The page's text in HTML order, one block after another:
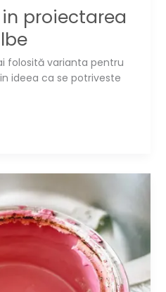
proiectarea
folosită varianta pentru
ideea ca se potriveste